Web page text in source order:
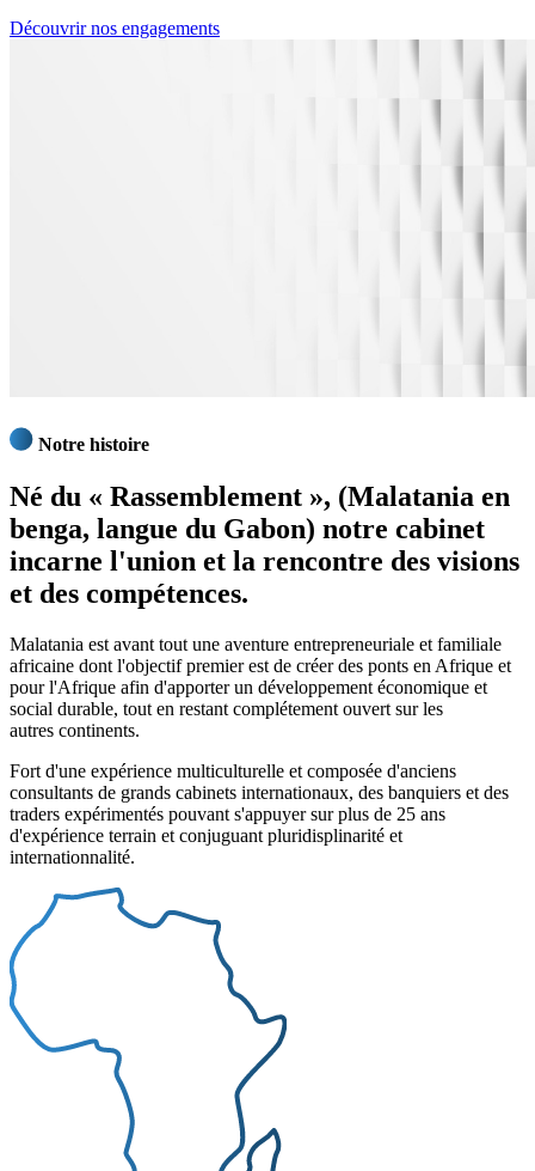
Découvrir nos engagements
Notre histoire
Né du « Rassemblement », (Malatania en
benga, langue du Gabon) notre cabinet
incarne l'union et la rencontre des visions
et des compétences.
Malatania est avant tout une aventure entrepreneuriale et familiale
africaine dont l'objectif premier est de créer des ponts en Afrique et
pour l'Afrique afin d'apporter un développement économique et
social durable, tout en restant complétement ouvert sur les
autres continents.
Fort d'une expérience multiculturelle et composée d'anciens
consultants de grands cabinets internationaux, des banquiers et des
traders expérimentés pouvant s'appuyer sur plus de 25 ans
d'expérience terrain et conjuguant pluridisplinarité et
internationnalité.